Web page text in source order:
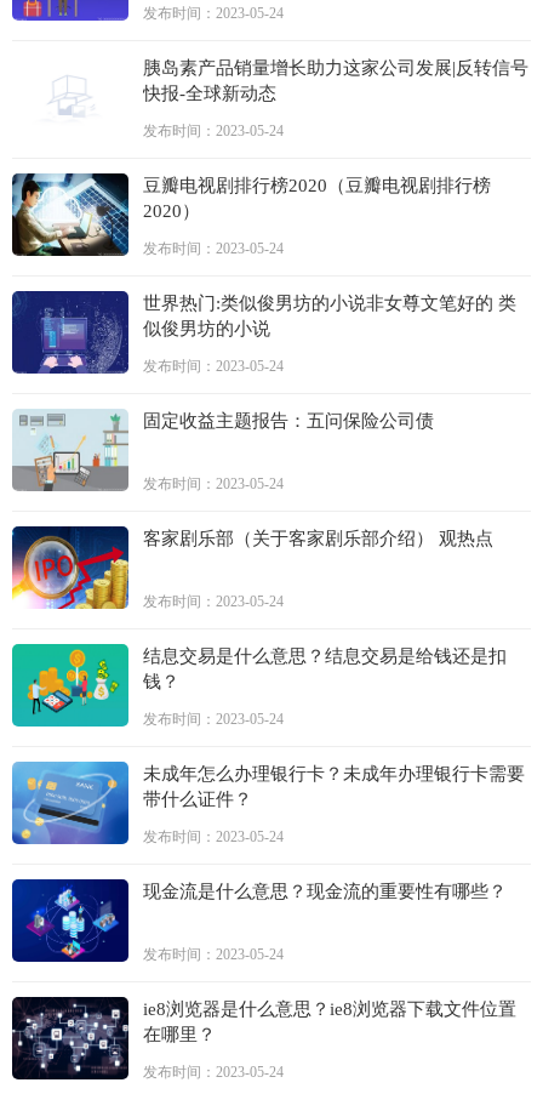
发布时间：2023-05-24
胰岛素产品销量增长助力这家公司发展|反转信号
快报-全球新动态
发布时间：2023-05-24
豆瓣电视剧排行榜2020（豆瓣电视剧排行榜
2020）
发布时间：2023-05-24
世界热门:类似俊男坊的小说非女尊文笔好的 类
似俊男坊的小说
发布时间：2023-05-24
固定收益主题报告：五问保险公司债
发布时间：2023-05-24
客家剧乐部（关于客家剧乐部介绍） 观热点
发布时间：2023-05-24
结息交易是什么意思？结息交易是给钱还是扣
钱？
发布时间：2023-05-24
未成年怎么办理银行卡？未成年办理银行卡需要
带什么证件？
发布时间：2023-05-24
现金流是什么意思？现金流的重要性有哪些？
发布时间：2023-05-24
ie8浏览器是什么意思？ie8浏览器下载文件位置
在哪里？
发布时间：2023-05-24